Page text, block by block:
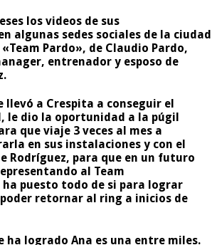
los videos de sus
algunas sedes sociales de la ciudad
Pardo», de Claudio Pardo,
entrenador y esposo de
llevó a Crespita a conseguir el
le dio la oportunidad a la púgil
que viaje 3 veces al mes a
en sus instalaciones y con el
Rodríguez, para que en un futuro
al Team
puesto todo de si para lograr
retornar al ring a inicios de
ha logrado Ana es una entre miles.